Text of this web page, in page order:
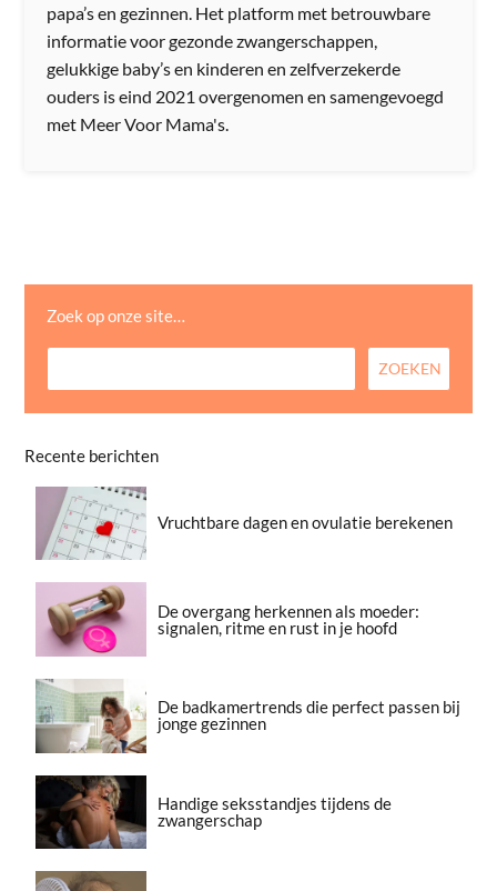
papa’s en gezinnen. Het platform met betrouwbare
informatie voor gezonde zwangerschappen,
gelukkige baby’s en kinderen en zelfverzekerde
ouders is eind 2021 overgenomen en samengevoegd
met Meer Voor Mama's.
Zoek op onze site…
Recente berichten
Vruchtbare dagen en ovulatie berekenen
De overgang herkennen als moeder:
signalen, ritme en rust in je hoofd
De badkamertrends die perfect passen bij
jonge gezinnen
Handige seksstandjes tijdens de
zwangerschap